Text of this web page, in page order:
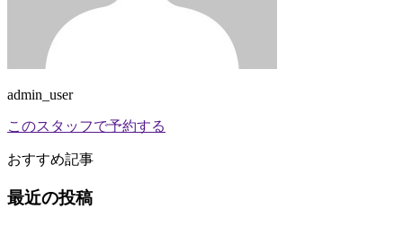
admin_user
このスタッフで予約する
おすすめ記事
最近の投稿